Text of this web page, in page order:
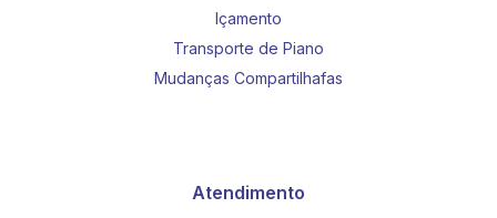
Içamento
Transporte de Piano
Mudanças Compartilhafas
Atendimento